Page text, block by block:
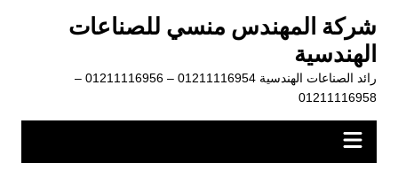
المحتوى
شركة المهندس منسي للصناعات
الهندسية
رائد الصناعات الهندسية 01211116954 – 01211116956 –
01211116958